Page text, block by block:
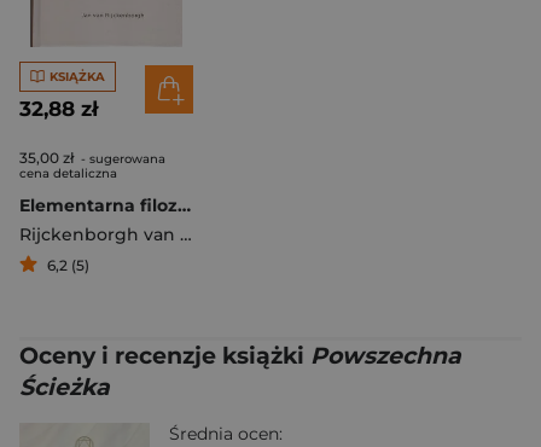
KSIĄŻKA
32,88 zł
35,00 zł - sugerowana
cena detaliczna
Elementarna filozofia nowoczesnego różokrzyża
Rijckenborgh van Jan
6,2 (5)
Oceny i recenzje książki Powszechna
Ścieżka
Średnia ocen: